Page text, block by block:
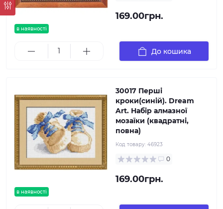
в наявності
169.00грн.
До кошика
в наявності
30017 Перші
кроки(синій). Dream
Art. Набір алмазної
мозаїки (квадратні,
повна)
Код товару: 46923
0
169.00грн.